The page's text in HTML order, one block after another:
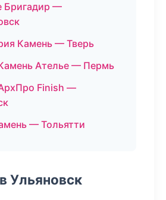
Бригадир —
Камень — Тверь
Ателье — Пермь
Finish —
— Тольятти
Ульяновск